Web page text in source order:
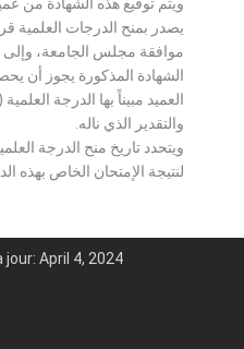
يصدر بمنح الدرجات العلمية
موافقة مجلس الجامعة،
الشهادة المذكورة يجوز أن
العميد مبيناً بها الدرجة
والتقدير الذي ناله.
ويتحدد تاريخ منح الدرجة
لنتيجة الإمتحان الخاص بهذه
April 4, 2024